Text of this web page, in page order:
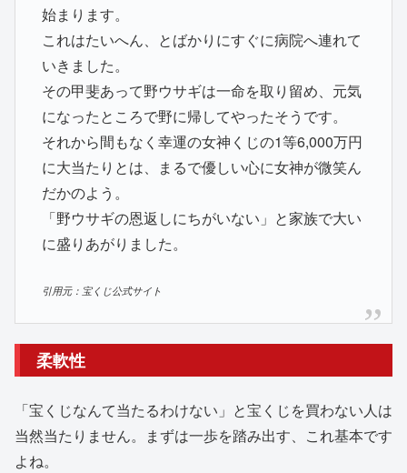
始まります。
これはたいへん、とばかりにすぐに病院へ連れて
いきました。
その甲斐あって野ウサギは一命を取り留め、元気
になったところで野に帰してやったそうです。
それから間もなく幸運の女神くじの1等6,000万円
に大当たりとは、まるで優しい心に女神が微笑ん
だかのよう。
「野ウサギの恩返しにちがいない」と家族で大い
に盛りあがりました。
引用元：宝くじ公式サイト
柔軟性
「宝くじなんて当たるわけない」と宝くじを買わない人は
当然当たりません。まずは一歩を踏み出す、これ基本です
よね。